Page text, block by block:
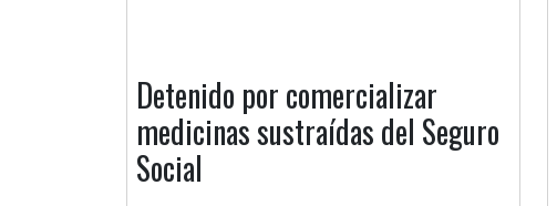
Detenido por comercializar
medicinas sustraídas del Seguro
Social